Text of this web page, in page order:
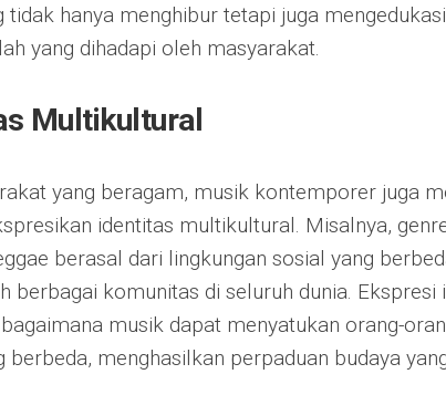
tidak hanya menghibur tetapi juga
yang dihadapi oleh masyarakat.
Multikultural
yang beragam, musik kontemporer juga
identitas multikultural. Misalnya,
berasal dari lingkungan sosial yang
berbagai komunitas di seluruh dunia. Ekspresi
musik dapat menyatukan orang-
berbeda, menghasilkan perpaduan budaya